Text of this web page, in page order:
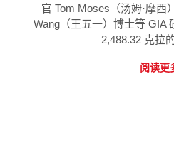
官 Tom Moses（汤姆·摩西
Wang（王五一）博士等 GIA
2,488.32 克拉
阅读更